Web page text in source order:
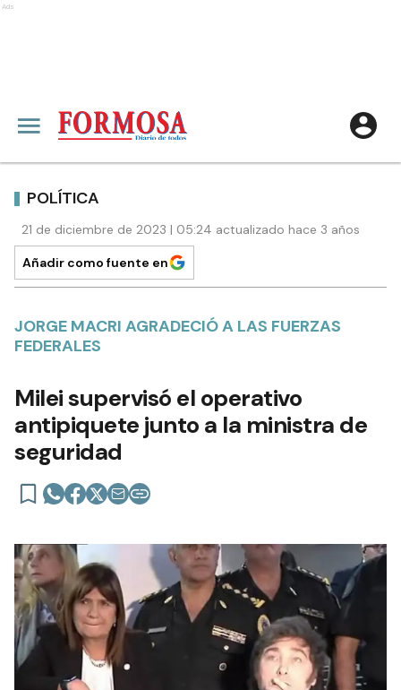
Ads
POLÍTICA
21 de diciembre de 2023 | 05:24 actualizado hace 3 años
Añadir como fuente en
JORGE MACRI AGRADECIÓ A LAS FUERZAS
FEDERALES
Milei supervisó el operativo
antipiquete junto a la ministra de
seguridad